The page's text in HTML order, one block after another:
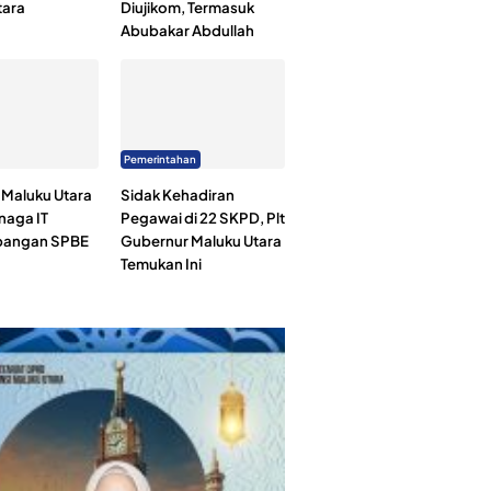
Diujikom, Termasuk
Abubakar Abdullah
Utara
IT
SPBE
Pemerintahan
Sidak Kehadiran
Pegawai di 22 SKPD, Plt
Gubernur Maluku Utara
Temukan Ini